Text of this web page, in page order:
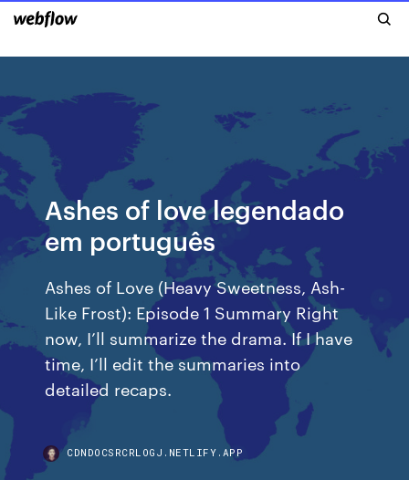
Ashes of love legendado
em português
Ashes of Love (Heavy Sweetness, Ash-
Like Frost): Episode 1 Summary Right
now, I’ll summarize the drama. If I have
time, I’ll edit the summaries into
detailed recaps.
CDNDOCSRCRLOGJ.NETLIFY.APP